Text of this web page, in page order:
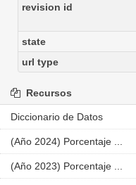
revision id
state
url type
Recursos
Diccionario de Datos
(Año 2024) Porcentaje ...
(Año 2023) Porcentaje ...